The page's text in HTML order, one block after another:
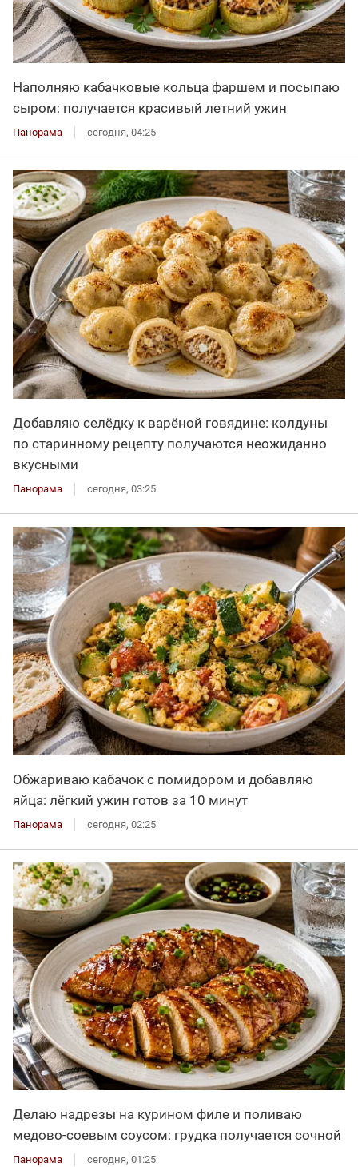
Наполняю кабачковые кольца фаршем и посыпаю
сыром: получается красивый летний ужин
Панорама сегодня, 04:25
Добавляю селёдку к варёной говядине: колдуны
по старинному рецепту получаются неожиданно
вкусными
Панорама сегодня, 03:25
Обжариваю кабачок с помидором и добавляю
яйца: лёгкий ужин готов за 10 минут
Панорама сегодня, 02:25
Делаю надрезы на курином филе и поливаю
медово-соевым соусом: грудка получается сочной
Панорама сегодня, 01:25